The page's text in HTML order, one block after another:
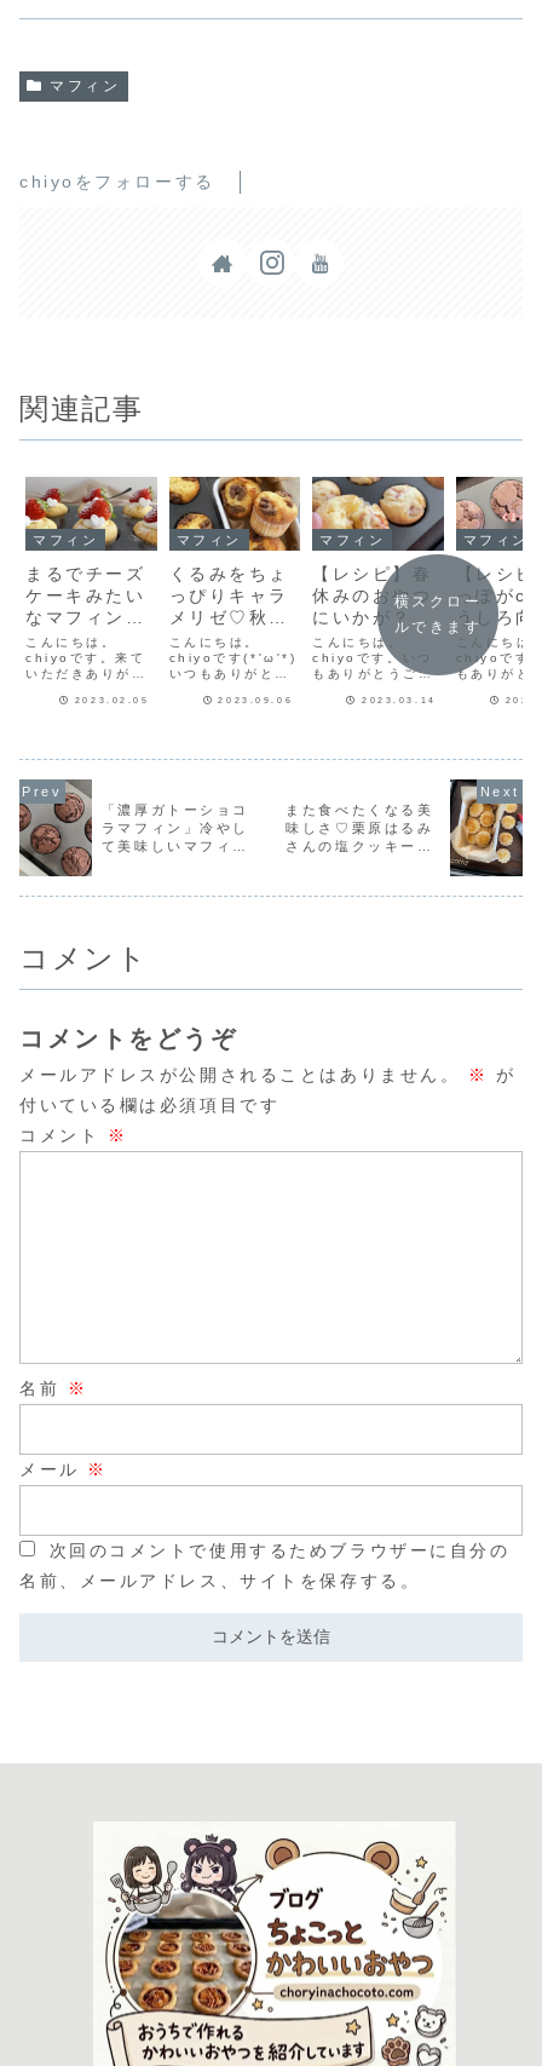
マフィン
chiyoをフォローする
関連記事
マフィン
まるでチーズ
ケーキみたい
なマフィン
♡【チーズケ
ーキマフィ
ン】
こんにちは。
chiyoです。来て
いただきありがと
ベイクドチーズケ
もチーズケーキが
食べたい！そんな
時はチーズケーキ
マフィンを焼きま
す(^^)今日はフレ
ッシュいち...
2023.02.05
マフィン
くるみをちょ
っぴりキャラ
メリゼ♡秋色
くるみマフィ
ン焼きまし
た！
こんにちは。
chiyoです(*'ω'*)
いつもありがとう
米油とバターを使
シピあります。よ
かったらご覧下さ
い♪（板チョコ入り
2023.09.06
マフィン
【レシピ】春
休みのおやつ
にいかが？甘
酸っぱさが絶
品の焼き菓子
レシピ♡【い
ちごホワイト
こんにちは。
chiyoです。いつ
もありがとうござ
レッシュいちごを
を焼いたものは、
それほど好きでは
ありませんでした
(^^;私はマフィン
2023.03.14
マフィン
【レシ
っぽが
うしろ向
まのチョ
ートマフ
【くまの
コレー
こんにちは
chiyoです
もありがと
チョコレー
レートマフ
少し前にも
います🐻今
っぽが可愛
ろ向きくま
てみまし
横スクロー
ルできます
「濃厚ガトーショコ
ラマフィン」冷やし
て美味しいマフィン
また食べたくなる美
味しさ♡栗原はるみ
さんの塩クッキー作
コメント
コメントをどうぞ
メールアドレスが公開されることはありません。 ※
が
付いている欄は必須項目です
コメント
※
名前 ※
メール ※
次回のコメントで使用するためブラウザーに自分の
名前、メールアドレス、サイトを保存する。